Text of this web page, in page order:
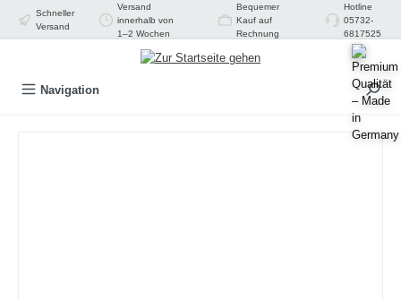
springen
Schneller
Versand
Versand
innerhalb von
1–2 Wochen
Bequemer
Kauf auf
Rechnung
Hotline
05732-
6817525
Navigation